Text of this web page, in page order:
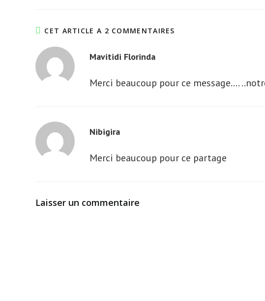
CET ARTICLE A 2 COMMENTAIRES
Mavitidi Florinda
Merci beaucoup pour ce message….
Nibigira
Merci beaucoup pour ce partage
Laisser un commentaire